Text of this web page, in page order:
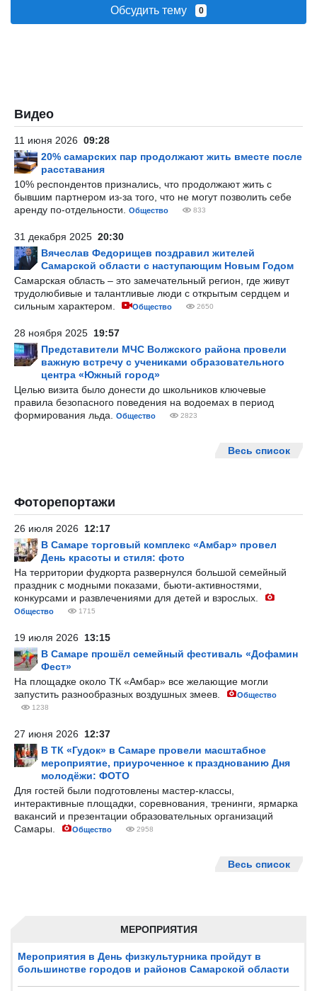
МЕРОПРИЯТИЯ
Мероприятия в День физкультурника пройдут в
большинстве городов и районов Самарской области
Обсудить тему 0
Видео
11 июня 2026 09:28
20% самарских пар продолжают жить вместе после
расставания
10% респондентов признались, что продолжают жить с
бывшим партнером из-за того, что не могут позволить себе
аренду по-отдельности.
Общество 833
31 декабря 2025 20:30
Вячеслав Федорищев поздравил жителей
Самарской области с наступающим Новым Годом
Самарская область – это замечательный регион, где живут
трудолюбивые и талантливые люди с открытым сердцем и
сильным характером.
Общество 2650
28 ноября 2025 19:57
Представители МЧС Волжского района провели
важную встречу с учениками образовательного
центра «Южный город»
Целью визита было донести до школьников ключевые
правила безопасного поведения на водоемах в период
формирования льда.
Общество 2823
Весь список
Фоторепортажи
26 июля 2026 12:17
В Самаре торговый комплекс «Амбар» провел
День красоты и стиля: фото
На территории фудкорта развернулся большой семейный
праздник с модными показами, бьюти-активностями,
конкурсами и развлечениями для детей и взрослых.
Общество 1715
19 июля 2026 13:15
В Самаре прошёл семейный фестиваль «Дофамин
Фест»
На площадке около ТК «Амбар» все желающие могли
запустить разнообразных воздушных змеев.
Общество
1238
27 июня 2026 12:37
В ТК «Гудок» в Самаре провели масштабное
мероприятие, приуроченное к празднованию Дня
молодёжи: ФОТО
Для гостей были подготовлены мастер-классы,
интерактивные площадки, соревнования, тренинги, ярмарка
вакансий и презентации образовательных организаций
Самары.
Общество 2958
Весь список